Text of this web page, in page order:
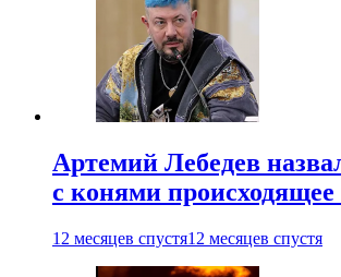
Артемий Лебедев
с конями
12 месяцев спустя12 месяцев спустя